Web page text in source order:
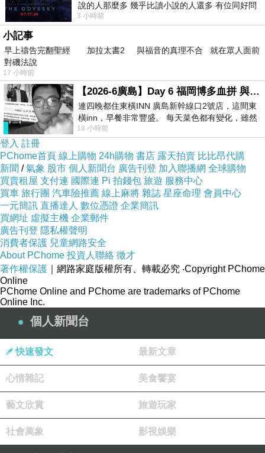
http://www.twpride.info/main/?q=2010topics/epi3
四、「敢曝」時刻：遊行中的現「身」說法
http://www.twpride.info/main/?q=2010topics/epi4
資料轉載來源：台灣同志遊行聯盟
http://twpride.net
上一篇：2010台灣同志遊行「投同志政策一票 Out & Vote」團體報名
下一篇：【2010台灣同志遊行特別企畫：雙重弱勢現聲】
說的人那麼多 幾乎比讀小說的人還多 有位同好問
了一個問題 她說為什麼高中文學獎的
3 小時前
小記事
早上禱告完翻聖經 加拉太書2 與福音的真理不合 就在眾人面前
對磯法說
17 小時前
【2026-6廣島】Day 6 福岡博多血拼 與機場接送少年司機深夜對談
連四晚都住東橫INN 廣島新幹線口2號店，這間東
橫inn，早餐非常豐盛。 每天菜色都有變化，雖然
看到工作人員拿出料理包加熱，但
18 小時前
登入 註冊
PChome首頁 線上購物 24h購物 書店 露天拍賣 比比昂代購
新聞 /氣象 股市 個人新聞台 廣告刊登 加入聯播網 全球購物
買賣租屋 支付連 國際連 Pi 拍錢包 旅遊 服務中心
買車 旅行團 汽車險推薦 線上麻將 雜誌 星座命理 會員中心
一元簡訊 直播達人 數位憑證 企業簡訊
買網址 虛擬主機 企業郵件
廣告刊登 隱私權聲明
消費者保護 兒童網路安全
About PChome 投資人聯絡 徵才
著作權保護 ｜網路家庭版權所有、轉載必究 ‧Copyright PChome
Online
PChome Online and PChome are trademarks of PChome
Online Inc.
個人新聞台
快速發文 最新文章
心情雜記 美食饗宴
藝文欣賞 旅遊玩家
社會萬象 影視娛樂